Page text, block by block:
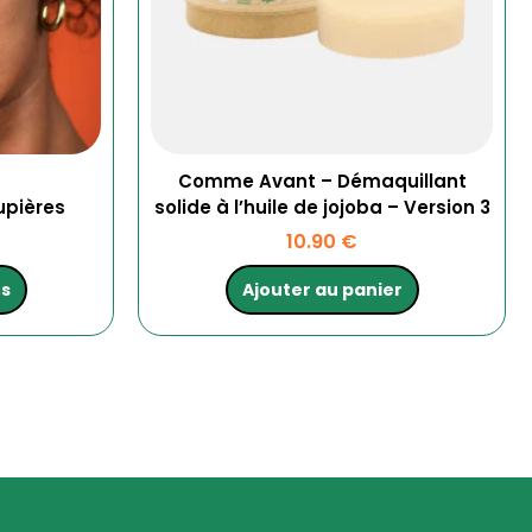
Comme Avant – Démaquillant
solide à l’huile de jojoba – Version 3
10.90 €
Ajouter au panier